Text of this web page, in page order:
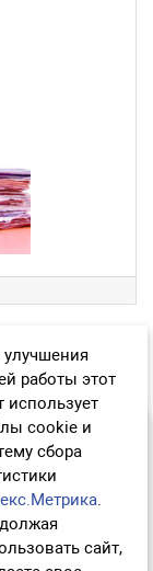
работы этот
использует
cookie и
сбора
.
сайт,